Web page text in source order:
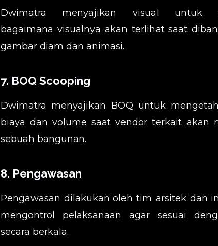
Dwimatra menyajikan visual untuk
bagaimana visualnya akan terlihat saat
gambar diam dan animasi.
7. BOQ Scooping
Dwimatra menyajikan BOQ untuk
biaya dan volume saat vendor terkait akan
sebuah bangunan.
8. Pengawasan
Pengawasan dilakukan oleh tim arsitek dan
mengontrol pelaksanaan agar sesuai
secara berkala.